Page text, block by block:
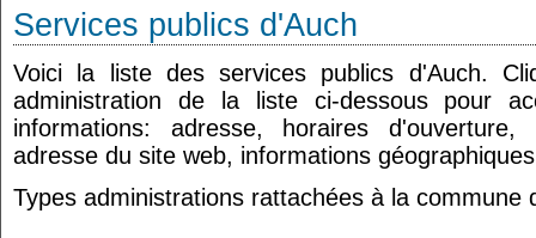
Services publics d'Auch
Voici la liste des services publics d'Auch.
administration de la liste ci-dessous pour
informations: adresse, horaires
adresse du site web, informations
Types administrations rattachées à la commune